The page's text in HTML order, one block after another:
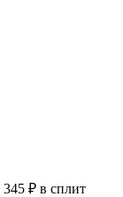
345 ₽ в сплит